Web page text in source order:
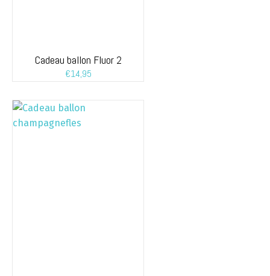
Cadeau ballon Fluor 2
€14,95